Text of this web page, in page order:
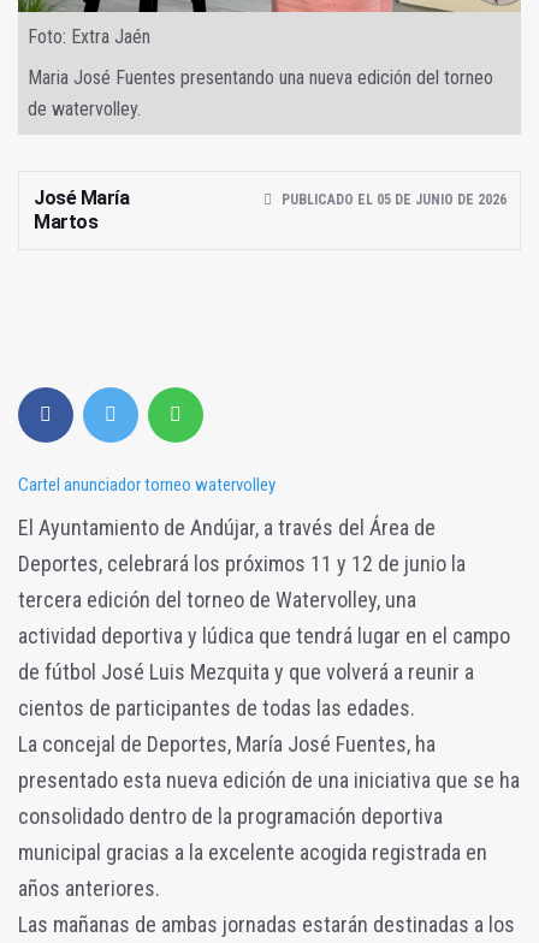
Foto: Extra Jaén
Maria José Fuentes presentando una nueva edición del torneo
de watervolley.
José María
Martos
PUBLICADO EL 05 DE JUNIO DE 2026
Cartel anunciador torneo watervolley
El Ayuntamiento de Andújar, a través del Área de
Deportes, celebrará los próximos 11 y 12 de junio la
tercera edición del torneo de Watervolley, una
actividad deportiva y lúdica que tendrá lugar en el campo
de fútbol José Luis Mezquita y que volverá a reunir a
cientos de participantes de todas las edades.
La concejal de Deportes, María José Fuentes, ha
presentado esta nueva edición de una iniciativa que se ha
consolidado dentro de la programación deportiva
municipal gracias a la excelente acogida registrada en
años anteriores.
Las mañanas de ambas jornadas estarán destinadas a los